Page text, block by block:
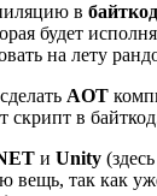
в байткод
будет
на лету
сделать AOT
скрипт в
и Unity
вещь, так как